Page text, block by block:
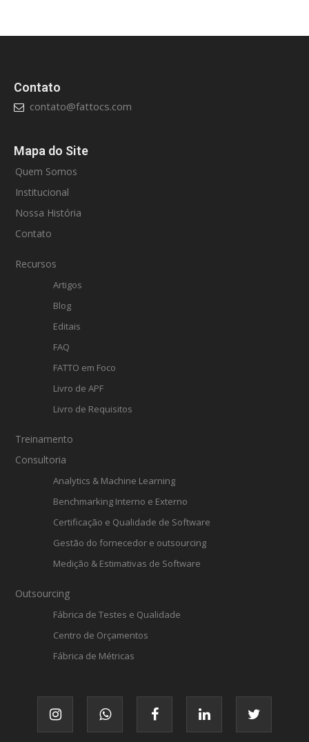
Contato
contato@fattocs.com
Mapa do Site
Quem Somos
Institucional
Nossa História
Contato
Recursos
Artigos
Blog
Editais
FAQ
FATTO em Foco
Livro de APF
Livro de Requisitos
Treinamento
Consultoria
Analytics & Machine Learning
Benchmarking Interno e Externo
Certificação e Qualidade de Software
Gestão do fornecedor e outsourcing
Medição & Estimativas de Software
Outsourcing
Fábrica de Testes e Qualidade
Centro de Orçamentos
Fábrica de Métricas